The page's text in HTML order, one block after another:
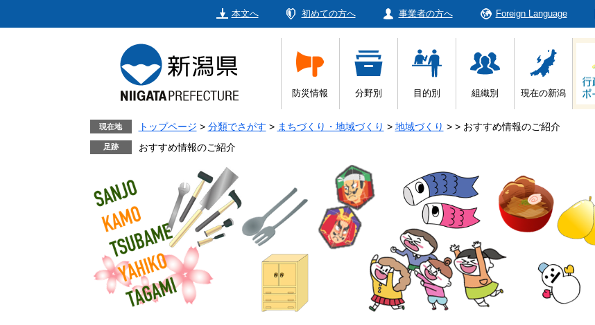
本文へ 初めての方へ 事業者の方へ Foreign Language
防災情報 分野別 目的別 組織別 現在の新潟
現在地 トップページ > 分類でさがす > まちづくり・地域づくり > 地域づくり > > おすすめ情報のご紹介
おすすめ情報のご紹介